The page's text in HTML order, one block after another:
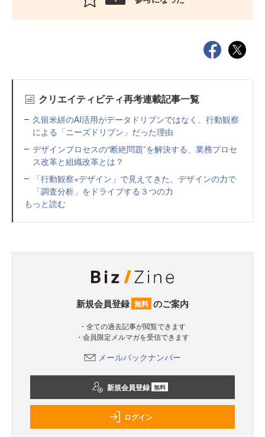
クリエイティビティ再考連載記事一覧
久留米絣のAI活用がデータドリブンではなく、行動観察
による「ニーズドリブン」だった理由
デザインプロセスの“断絶問題”を解決する、業務プロセ
ス改革と組織改革とは？
「行動観察×デザイン」で見えてきた、デザインの力で
「調査分析」をドライブする３つの力
もっと読む
新規会員登録 無料 のご案内
・全ての過去記事が閲覧できます
・会員限定メルマガを受信できます
メールバックナンバー
新規会員登録 無料
ログイン